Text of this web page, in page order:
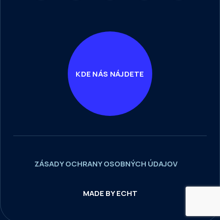
KDE NÁS NÁJDETE
ZÁSADY OCHRANY OSOBNÝCH ÚDAJOV
MADE BY ECHT